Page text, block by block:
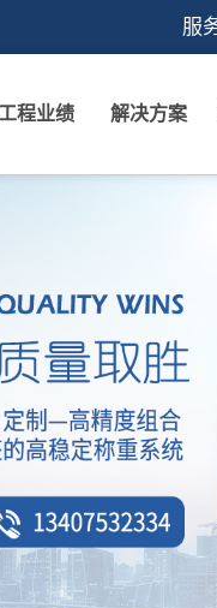
服
工程业绩 解决方案